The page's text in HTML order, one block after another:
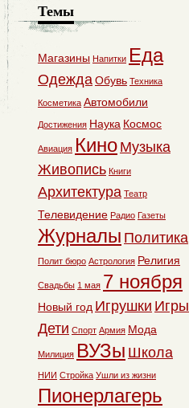
Темы
Магазины Напитки Еда
ОдеждаОбувь Техника
Косметика Автомобили
Достижения Наука Космос
Авиация Кино Музыка
Живопись Книги
Архитектура Театр
Телевидение Радио Газеты
Журналы Политика
Полит бюро Астрология Религия
Свадьбы 1 мая 7 ноября
Новый год Игрушки Игры
Дети Спорт Армия Мода
Милиция ВУЗы Школа
НИИ Стройка Ушли из жизни
Пионерлагерь